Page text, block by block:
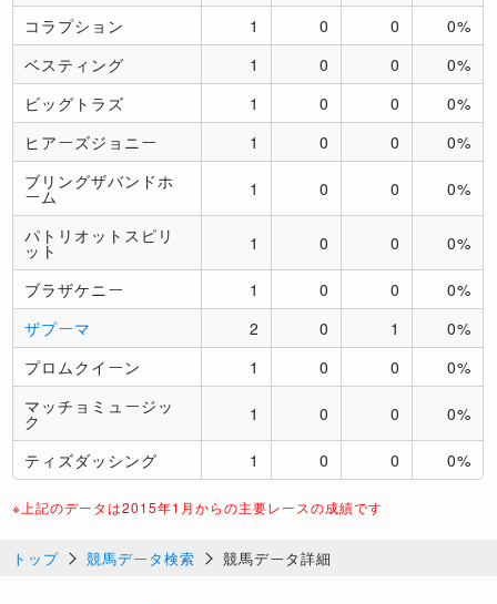
コラプション 1 0 0
0%
ベスティング
1 0 0
0%
ビッグトラズ
1 0 0
0%
ヒアーズジョニー
1 0 0
0%
ブリングザバンドホ
ーム 1 0 0 0%
パトリオットスピリ
ット 1 0 0 0%
ブラザケニー 1 0 0
0%
ザプーマ
2 0 1
0%
プロムクイーン
1 0 0
0%
マッチョミュージッ
ク 1 0 0 0%
ティズダッシング 1 0 0 0%
※上記のデータは2015年1月からの主要レースの成績です
トップ 競馬データ検索 競馬データ詳細